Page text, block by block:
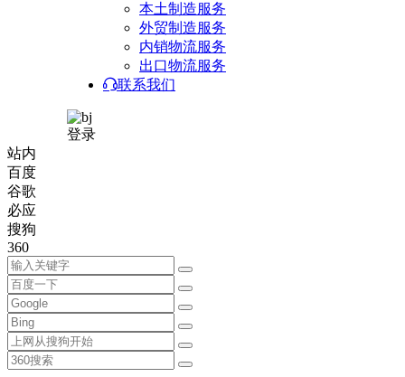
本土制造服务
外贸制造服务
内销物流服务
出口物流服务
联系我们
登录
站内
百度
谷歌
必应
搜狗
360